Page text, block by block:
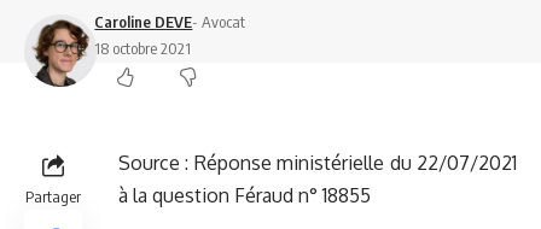
Caroline DEVE- Avocat
18 octobre 2021
Partager
Source : Réponse ministérielle du 22/07/2021
à la question Féraud n° 18855